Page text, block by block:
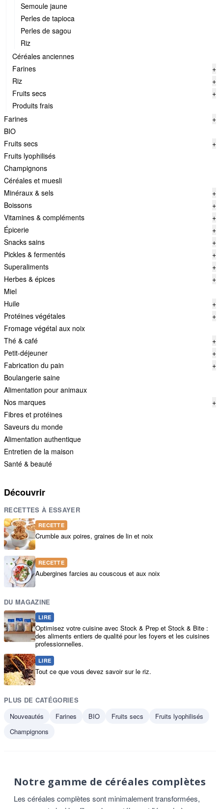
Semoule jaune
Perles de tapioca
Perles de sagou
Riz
Céréales anciennes
Farines
+
Riz
+
Fruits secs
+
Produits frais
Farines
+
BIO
Fruits secs
+
Fruits lyophilisés
Champignons
Céréales et muesli
Minéraux & sels
+
Boissons
+
Vitamines & compléments
+
Épicerie
+
Snacks sains
+
Pickles & fermentés
+
Superaliments
+
Herbes & épices
+
Miel
Huile
+
Protéines végétales
+
Fromage végétal aux noix
Thé & café
+
Petit-déjeuner
+
Fabrication du pain
+
Boulangerie saine
Alimentation pour animaux
Nos marques
+
Fibres et protéines
Saveurs du monde
Alimentation authentique
Entretien de la maison
Santé & beauté
Découvrir
RECETTES À ESSAYER
RECETTE
Crumble aux poires, graines de lin et noix
RECETTE
Aubergines farcies au couscous et aux noix
DU MAGAZINE
LIRE
Optimisez votre cuisine avec Stock & Prep et Stock & Bite :
des aliments entiers de qualité pour les foyers et les cuisines
professionnelles.
LIRE
Tout ce que vous devez savoir sur le riz.
PLUS DE CATÉGORIES
Nouveautés
Farines BIO Fruits secs
Fruits lyophilisés
Champignons
Notre gamme de céréales complètes
Les céréales complètes sont minimalement transformées,